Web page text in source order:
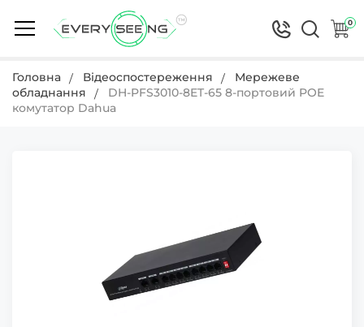
0
Головна Відеоспостереження
Мережеве
обладнання
DH-PFS3010-8ET-65 8-портовий POE
комутатор Dahua